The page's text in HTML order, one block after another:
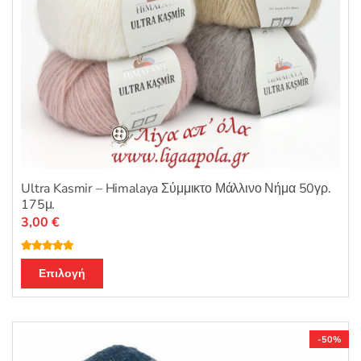
προϊόντος
Ultra Kasmir – Himalaya Σύμμικτο Μάλλινο Νήμα 50γρ.
175μ.
Βαθμολογή
θηκε με5.00
από 5
3,00 €
Επιλογή
το
έχει
πολλαπλές
-50%